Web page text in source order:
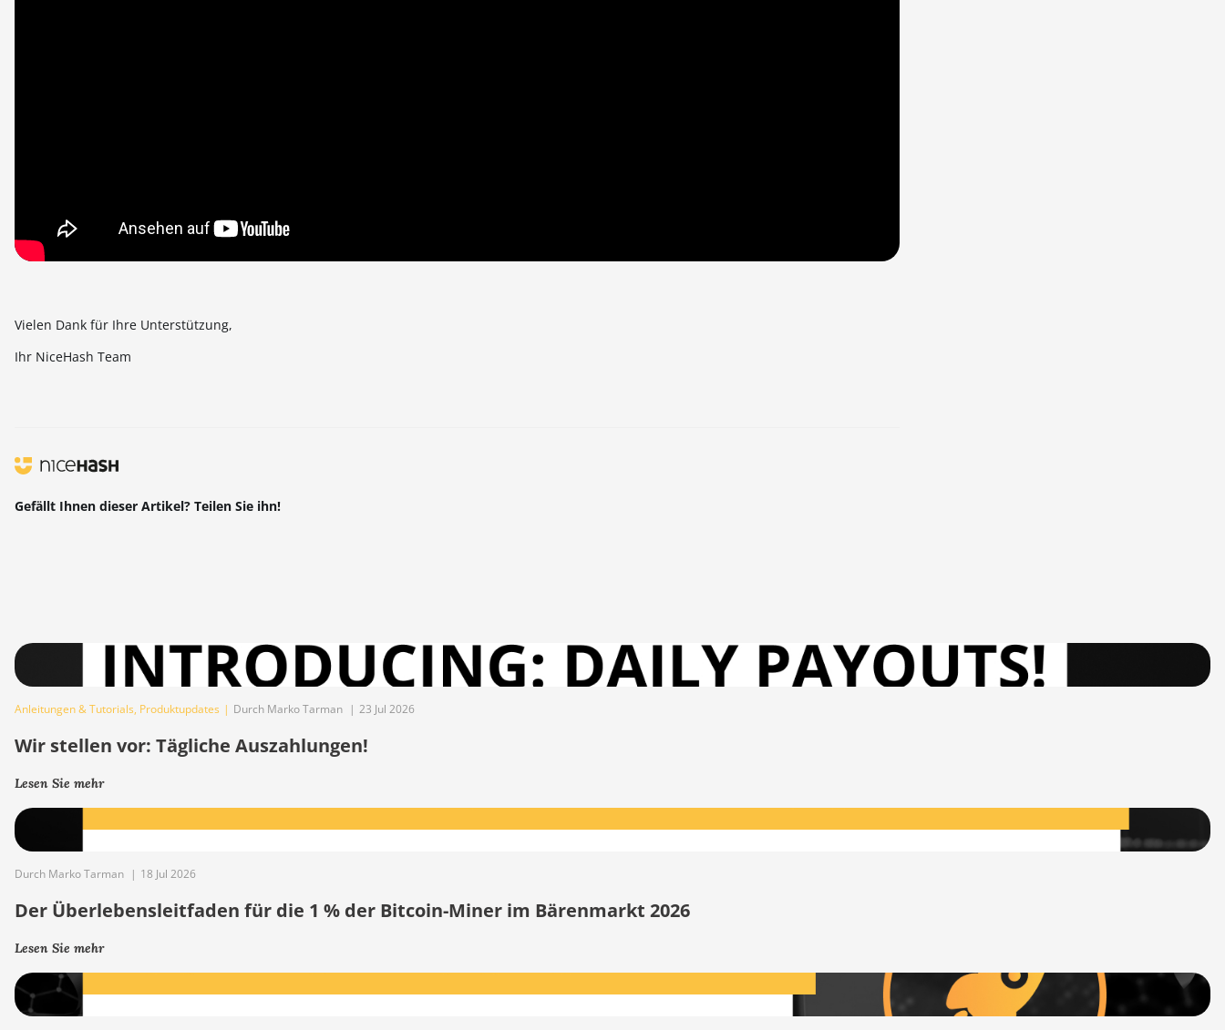
Vielen Dank für Ihre Unterstützung,
Ihr NiceHash Team
Gefällt Ihnen dieser Artikel? Teilen Sie ihn!
Anleitungen & Tutorials, Produktupdates | Durch Marko Tarman | 23 Jul 2026
Wir stellen vor: Tägliche Auszahlungen!
Lesen Sie mehr
Durch Marko Tarman | 18 Jul 2026
Der Überlebensleitfaden für die 1 % der Bitcoin-Miner im Bärenmarkt 2026
Lesen Sie mehr